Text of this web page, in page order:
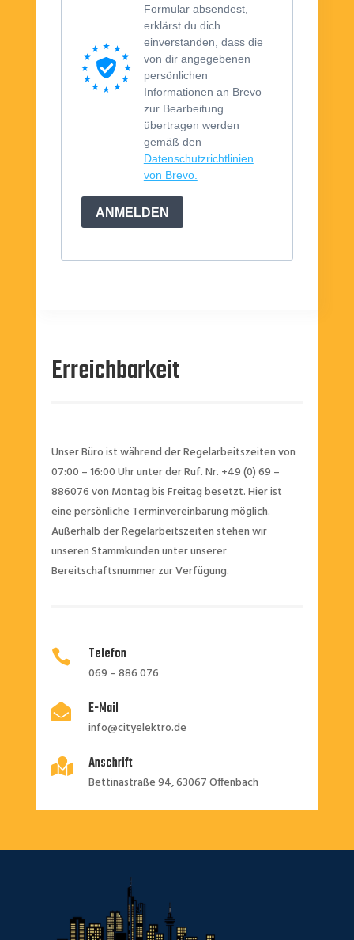
Formular absendest,
erklärst du dich
einverstanden, dass die
von dir angegebenen
persönlichen
Informationen an Brevo
zur Bearbeitung
übertragen werden
gemäß den
Datenschutzrichtlinien
von Brevo.
ANMELDEN
Erreichbarkeit
Unser Büro ist während der Regelarbeitszeiten von
07:00 – 16:00 Uhr unter der Ruf. Nr. +49 (0) 69 –
886076 von Montag bis Freitag besetzt. Hier ist
eine persönliche Terminvereinbarung möglich.
Außerhalb der Regelarbeitszeiten stehen wir
unseren Stammkunden unter unserer
Bereitschaftsnummer zur Verfügung.
 Telefon
069 – 886 076
 E-Mail
info@cityelektro.de
 Anschrift
Bettinastraße 94, 63067 Offenbach